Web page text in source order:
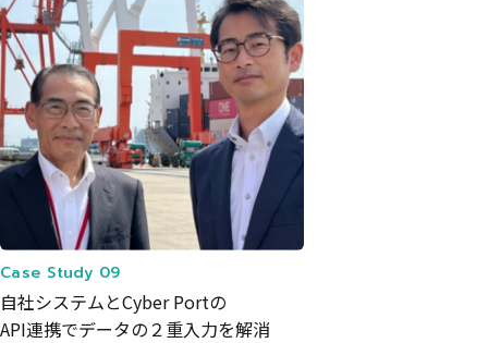
Case Study 09
自社システムとCyber Portの
API連携でデータの２重入力を解消